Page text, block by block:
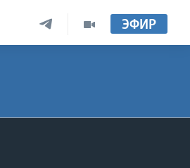
ЭФИР